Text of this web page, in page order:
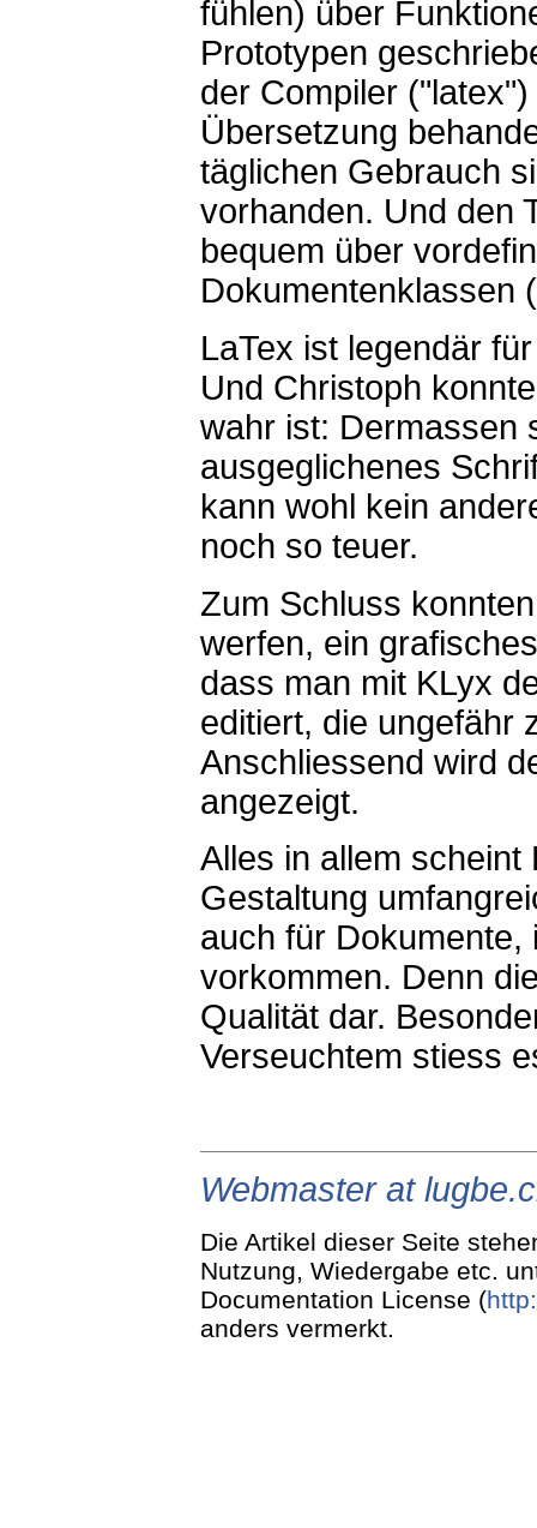
fühlen) über
Prototypen
der Compiler
Übersetzung
täglichen Gebrauch
vorhanden. Und den
bequem über
Dokumentenklassen
LaTex ist legendär
Und Christoph
wahr ist: Dermassen
ausgeglichenes
kann wohl kein
noch so teuer.
Zum Schluss
werfen, ein
dass man mit KLyx
editiert, die ungefähr
Anschliessend wird
angezeigt.
Alles in allem scheint
Gestaltung
auch für Dokumente,
vorkommen. Denn
Qualität dar.
Verseuchtem stiess
Webmaster at
Die Artikel dieser Seite
Nutzung, Wiedergabe etc.
Documentation License (
anders vermerkt.